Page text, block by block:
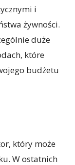
i
żywności.
duże
które
budżetu
który może
W ostatnich